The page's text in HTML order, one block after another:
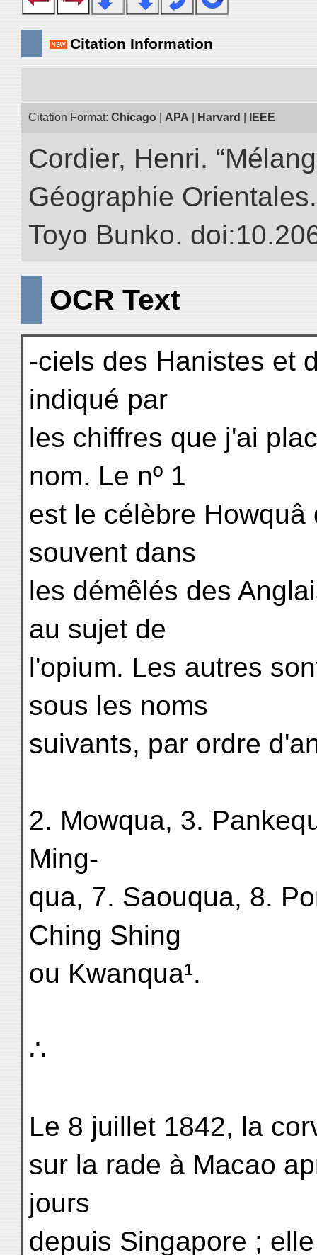
Citation Information
Citation Format: Chicago APA Harvard IEEE
Cordier, Henri.
Géographie
Toyo Bunko.
OCR Text
-ciels des Hanistes et
indiqué par
les chiffres que j'ai
nom. Le nº 1
est le célèbre
souvent dans
les démêlés des
au sujet de
l'opium. Les autres
sous les noms
suivants, par ordre
2. Mowqua, 3.
Ming-
qua, 7. Saouqua, 8.
Ching Shing
ou Kwanqua¹.
∴
Le 8 juillet 1842, la
sur la rade à Macao
jours
depuis Singapore ;